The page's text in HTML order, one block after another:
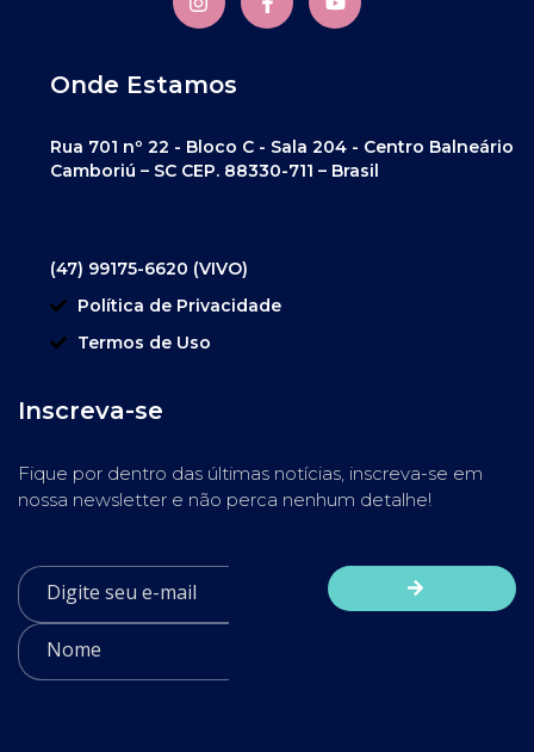
Onde Estamos
Rua 701 nº 22 - Bloco C - Sala 204 - Centro Balneário
Camboriú – SC CEP. 88330-711 – Brasil
(47) 99175-6620 (VIVO)
Política de Privacidade
Termos de Uso
Inscreva-se
Fique por dentro das últimas notícias, inscreva-se em
nossa newsletter e não perca nenhum detalhe!